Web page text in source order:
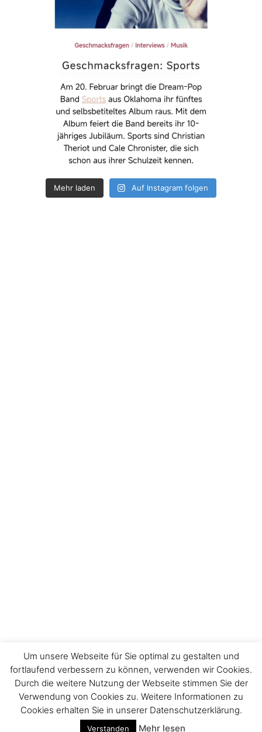
Mehr laden Auf Instagram folgen
Impressum
Um unsere Webseite für Sie optimal zu gestalten und
fortlaufend verbessern zu können, verwenden wir Cookies.
Durch die weitere Nutzung der Webseite stimmen Sie der
Verwendung von Cookies zu. Weitere Informationen zu
Cookies erhalten Sie in unserer Datenschutzerklärung.
Verstanden Mehr lesen